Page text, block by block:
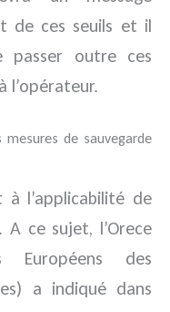
de ces seuils et il
passer outre ces
l’opérateur.
mesures de sauvegarde
à l’applicabilité de
ce sujet, l’Orece
Européens des
a indiqué dans